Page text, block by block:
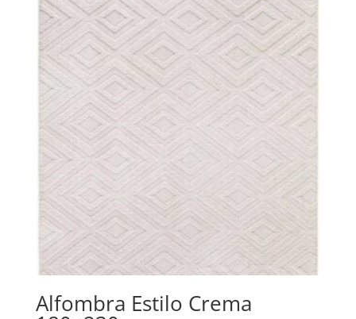
Alfombra Estilo Crema